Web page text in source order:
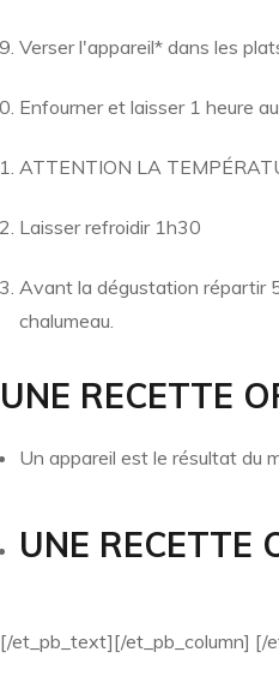
Verser l'appareil* dans les
Enfourner et laisser 1 heure
ATTENTION LA
Laisser refroidir 1h30
Avant la dégustation répartir
chalumeau.
UNE RECETTE
Un appareil est le résultat du
UNE RECETTE
[/et_pb_text][/et_pb_column] [/